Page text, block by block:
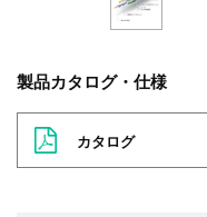
製品カタログ・仕様
カタログ